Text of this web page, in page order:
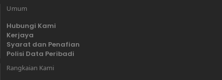
Umum
Hubungi Kami
Kerjaya
Syarat dan Penafian
Polisi Data Peribadi
Rangkaian Kami